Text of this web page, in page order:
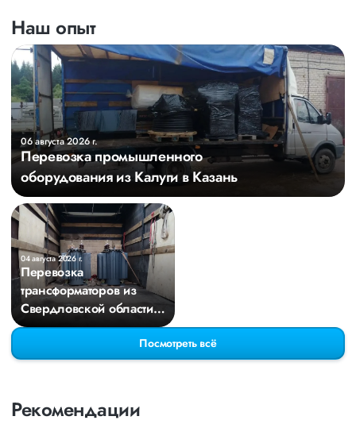
Наш опыт
06 августа 2026 г.
Перевозка промышленного
оборудования из Калуги в Казань
04 августа 2026 г.
Перевозка
трансформаторов из
Свердловской области в
Киров
Посмотреть всё
Рекомендации